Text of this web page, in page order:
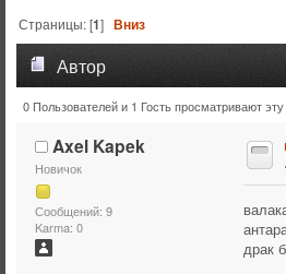
Страницы: [1]Вниз
Автор
Тема: куплю (Прочитано 9971
0 Пользователей и 1 Гость просматривают
Axel Kapek
Новичок
Сообщений: 9
Karma: 0
драк